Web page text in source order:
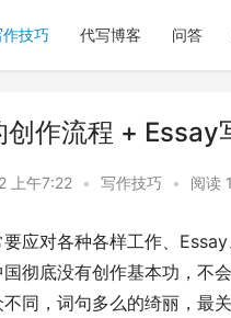
作技巧 代写博客 问答
作流程 + Essay
上午7:22 • 写作技巧 • 阅读
要应对各种各样工作、
彻底没有创作基本功，不
同，词句多么的绮丽，最